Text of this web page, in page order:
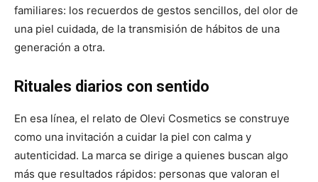
familiares: los recuerdos de gestos sencillos, del olor de
una piel cuidada, de la transmisión de hábitos de una
generación a otra.
Rituales diarios con sentido
En esa línea, el relato de Olevi Cosmetics se construye
como una invitación a cuidar la piel con calma y
autenticidad. La marca se dirige a quienes buscan algo
más que resultados rápidos: personas que valoran el